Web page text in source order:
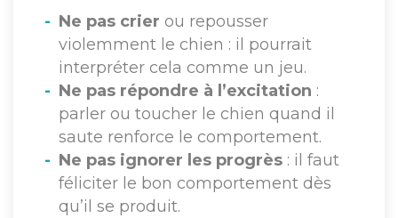
Ne pas crier ou repousser
violemment le chien : il pourrait
interpréter cela comme un jeu.
Ne pas répondre à l’excitation :
parler ou toucher le chien quand il
saute renforce le comportement.
Ne pas ignorer les progrès : il faut
féliciter le bon comportement dès
qu’il se produit.